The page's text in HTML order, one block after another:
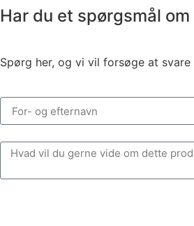
Har du et spørgsmål
Spørg her, og vi vil forsøge at